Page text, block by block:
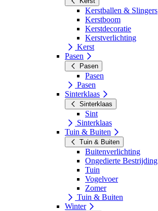
Kerstballen & Slingers
Kerstboom
Kerstdecoratie
Kerstverlichting
Kerst
Pasen
Pasen
Pasen
Pasen
Sinterklaas
Sinterklaas
Sint
Sinterklaas
Tuin & Buiten
Tuin & Buiten
Buitenverlichting
Ongedierte Bestrijding
Tuin
Vogelvoer
Zomer
Tuin & Buiten
Winter